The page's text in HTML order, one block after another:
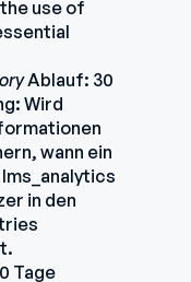
use of
Ablauf: 30
Wird
wann ein
in den
Tage